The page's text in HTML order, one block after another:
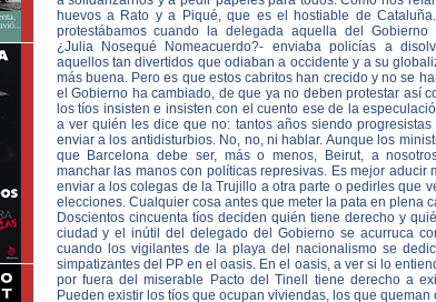
huevos a Rato y a Piqué, que es el hostiable de
protestábamos cuando la delegada aquella del Gobierno
¿Julia Nosequé Nomeacuerdo?- enviaba policías a
aquellos tan divertidos que odiaban a occidente y a su
más buena. Pero es que estos cabritos han crecido y no se
el Gobierno ha cambiado, de que ya no deben protestar así
los tíos insisten e insisten con el cuento ese de la
a ver quién les dice que no: tantos años siendo
enviar a los antidisturbios. No, no, ni hablar. Aunque los
que Barcelona debe ser, más o menos, Beirut, a
manchar las manos con políticas represivas. Es mejor aducir
enviar a los colegas de la Trujillo a otra parte o pedirles que
elecciones. Cualquier cosa antes que meter la pata en plena
Doscientos cincuenta tíos deciden quién tiene derecho y
ciudad y el inútil del delegado del Gobierno se acurruca
cuando los vigilantes de la playa del nacionalismo se
simpatizantes del PP en el oasis. En el oasis, a ver si lo
por fuera del miserable Pacto del Tinell tiene derecho a
Pueden existir los tíos que ocupan viviendas, los que queman